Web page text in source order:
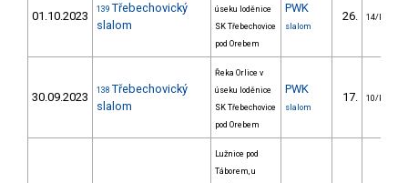
01.10.2023 139 Třebechovický
slalom
úseku loděnice
SK Třebechovice
pod Orebem
PWK
slalom
26. 14/PZM
30.09.2023 138 Třebechovický
slalom
Řeka Orlice v
úseku loděnice
SK Třebechovice
pod Orebem
PWK
slalom
17. 10/PZM
Lužnice pod
Táborem, u